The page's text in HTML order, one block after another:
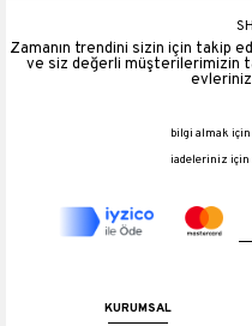
Zamanın trendini sizin için takip
ve siz değerli müşterilerimizin
bilgi almak için
iadeleriniz için
KURUMSAL